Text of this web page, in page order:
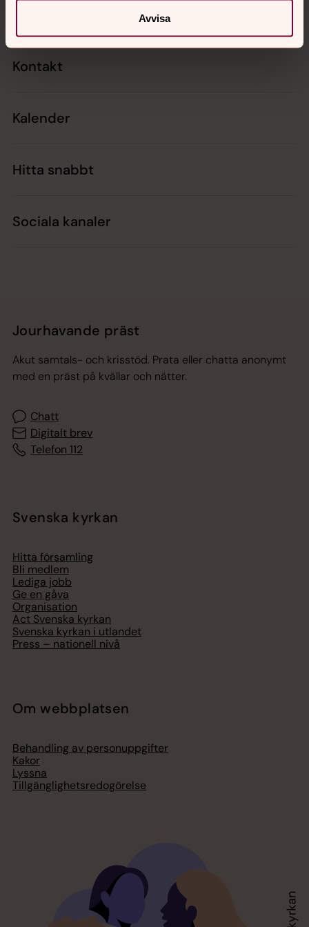
Avvisa
Kontakt
Kalender
Hitta snabbt
Sociala kanaler
Jourhavande präst
Akut samtals- och krisstöd. Prata eller chatta anonymt
med en präst på kvällar och nätter.
Chatt
Digitalt brev
Telefon 112
Svenska kyrkan
Hitta församling
Bli medlem
Lediga jobb
Ge en gåva
Organisation
Act Svenska kyrkan
Svenska kyrkan i utlandet
Press – nationell nivå
Om webbplatsen
Behandling av personuppgifter
Kakor
Lyssna
Tillgänglighetsredogörelse